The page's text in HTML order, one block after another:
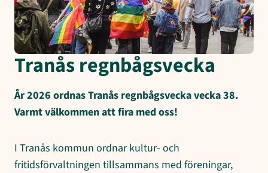
Tranås regnbågsvecka
År 2026 ordnas Tranås regnbågsvecka vecka 38.
Varmt välkommen att fira med oss!
I Tranås kommun ordnar kultur- och
fritidsförvaltningen tillsammans med föreningar,